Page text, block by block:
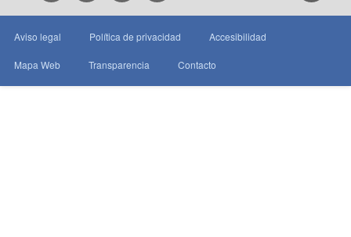
Aviso legal Política de privacidad Accesibilidad
Mapa Web Transparencia Contacto